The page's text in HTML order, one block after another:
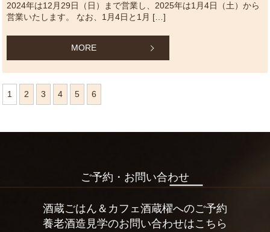
2024年は12月29日（日）まで営業し、2025年は1月4日（土）から
営業いたします。 なお、1月4日と1月 […]
MORE
1 2 3 4 5 6
ご予約・お問い合わせ
酒蔵ごはん＆カフェ酒蔵櫂へのご予約
養老酒造見学のお問い合わせはこちら